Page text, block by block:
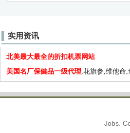
实用资讯
北美最大最全的折扣机票网站
美国名厂保健品一级代理,花旗参,维他命,
Jobs.